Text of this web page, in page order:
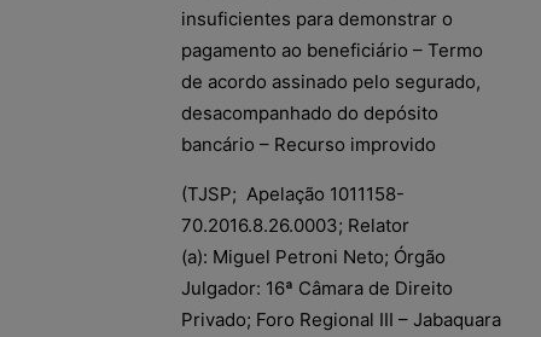
insuficientes para demonstrar o
pagamento ao beneficiário – Termo
de acordo assinado pelo segurado,
desacompanhado do depósito
bancário – Recurso improvido
(TJSP; Apelação 1011158-
70.2016.8.26.0003; Relator
(a): Miguel Petroni Neto; Órgão
Julgador: 16ª Câmara de Direito
Privado; Foro Regional III – Jabaquara